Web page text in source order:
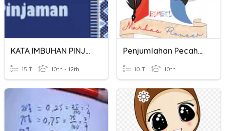
KATA IMBUHAN PINJAMAN
15 T 10th - 12th
Penjumlahan Pecahan
10 T 10th